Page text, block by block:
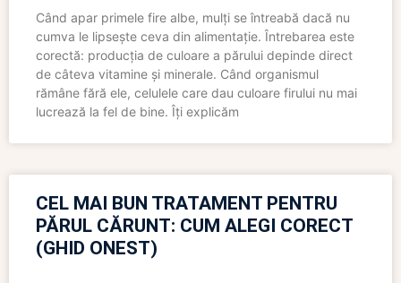
Când apar primele fire albe, mulți se întreabă dacă nu
cumva le lipsește ceva din alimentație. Întrebarea este
corectă: producția de culoare a părului depinde direct
de câteva vitamine și minerale. Când organismul
rămâne fără ele, celulele care dau culoare firului nu mai
lucrează la fel de bine. Îți explicăm
CEL MAI BUN TRATAMENT PENTRU
PĂRUL CĂRUNT: CUM ALEGI CORECT
(GHID ONEST)